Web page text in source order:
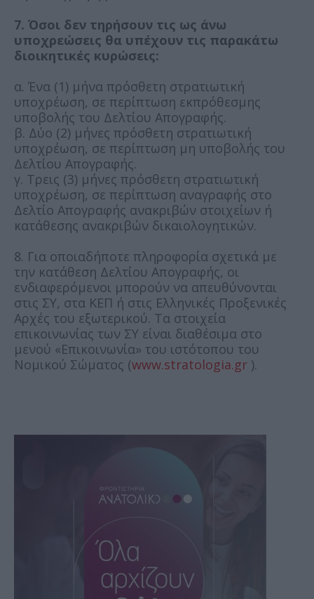
7. Όσοι δεν τηρήσουν τις ως άνω
υποχρεώσεις θα υπέχουν τις παρακάτω
διοικητικές κυρώσεις:
α. Ένα (1) μήνα πρόσθετη στρατιωτική
υποχρέωση, σε περίπτωση εκπρόθεσμης
υποβολής του Δελτίου Απογραφής.
β. Δύο (2) μήνες πρόσθετη στρατιωτική
υποχρέωση, σε περίπτωση μη υποβολής του
Δελτίου Απογραφής.
γ. Τρεις (3) μήνες πρόσθετη στρατιωτική
υποχρέωση, σε περίπτωση αναγραφής στο
Δελτίο Απογραφής ανακριβών στοιχείων ή
κατάθεσης ανακριβών δικαιολογητικών.
8. Για οποιαδήποτε πληροφορία σχετικά με
την κατάθεση Δελτίου Απογραφής, οι
ενδιαφερόμενοι μπορούν να απευθύνονται
στις ΣΥ, στα ΚΕΠ ή στις Ελληνικές Προξενικές
Αρχές του εξωτερικού. Τα στοιχεία
επικοινωνίας των ΣΥ είναι διαθέσιμα στο
μενού «Επικοινωνία» του ιστότοπου του
Νομικού Σώματος (www.stratologia.gr ).